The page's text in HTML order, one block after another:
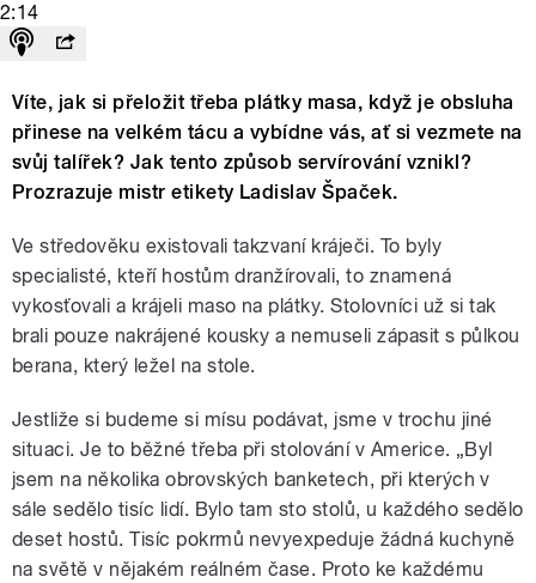
2:14
Víte, jak si přeložit třeba plátky masa, když je obsluha
přinese na velkém tácu a vybídne vás, ať si vezmete na
svůj talířek? Jak tento způsob servírování vznikl?
Prozrazuje mistr etikety Ladislav Špaček.
Ve středověku existovali takzvaní kráječi. To byly
specialisté, kteří hostům dranžírovali, to znamená
vykosťovali a krájeli maso na plátky. Stolovníci už si tak
brali pouze nakrájené kousky a nemuseli zápasit s půlkou
berana, který ležel na stole.
Jestliže si budeme si mísu podávat, jsme v trochu jiné
situaci. Je to běžné třeba při stolování v Americe. „Byl
jsem na několika obrovských banketech, při kterých v
sále sedělo tisíc lidí. Bylo tam sto stolů, u každého sedělo
deset hostů. Tisíc pokrmů nevyexpeduje žádná kuchyně
na světě v nějakém reálném čase. Proto ke každému